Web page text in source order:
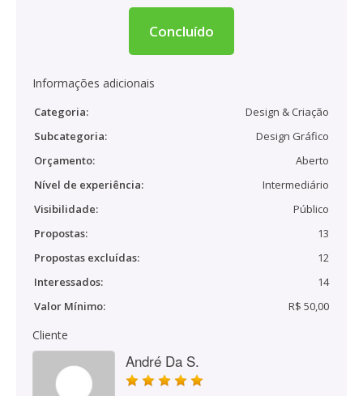
Concluído
Informações adicionais
Categoria:
Design & Criação
Subcategoria:
Design Gráfico
Orçamento:
Aberto
Nível de experiência:
Intermediário
Visibilidade:
Público
Propostas:
13
Propostas excluídas:
12
Interessados:
14
Valor Mínimo:
R$ 50,00
Cliente
André Da S.